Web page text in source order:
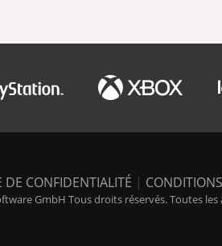
DE CONFIDENTIALITÉ |
GmbH Tous droits réservés. Toutes